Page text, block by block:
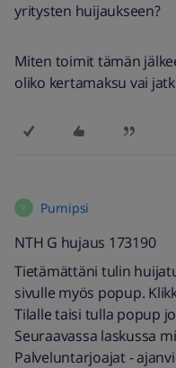
yritysten huijaukseen?
Miten toimit tämän
oliko kertamaksu vai
P Purnipsi
NTH G hujaus 173190
Tietämättäni tulin
sivulle myös popup.
Tilalle taisi tulla popup
Seuraavassa laskussa
Palveluntarjoajat -